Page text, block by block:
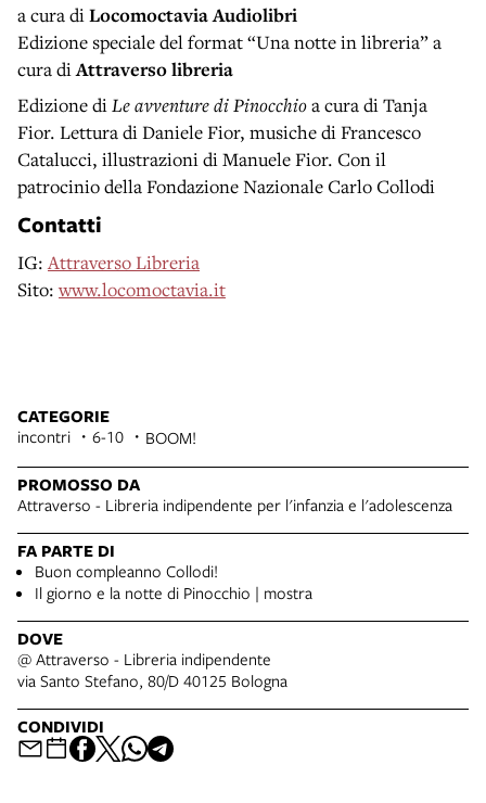
a cura diLocomoctavia Audiolibri
Edizione speciale del format “Una notte in libreria” a
cura diAttraverso libreria
Edizione diLe avventure di Pinocchioa cura di Tanja
Fior. Lettura di Daniele Fior, musiche di Francesco
Catalucci, illustrazioni di Manuele Fior. Con il
patrocinio della Fondazione Nazionale Carlo Collodi
Contatti
IG:Attraverso Libreria
Sito:www.locomoctavia.it
CATEGORIE
incontri 6-10 BOOM!
PROMOSSO DA
Attraverso - Libreria indipendente per l'infanzia e l'adolescenza
FA PARTE DI
Buon compleanno Collodi!
Il giorno e la notte di Pinocchio | mostra
DOVE
@ Attraverso - Libreria indipendente
via Santo Stefano, 80/D 40125 Bologna
CONDIVIDI